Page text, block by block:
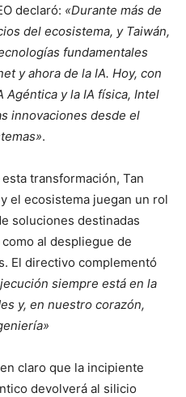
declaró: «Durante más de
del ecosistema, y Taiwán,
fundamentales
y ahora de la IA. Hoy, con
Agéntica y la IA física, Intel
innovaciones desde el
.
transformación, Tan
el ecosistema juegan un rol
soluciones destinadas
al despliegue de
El directivo complementó
siempre está en la
y, en nuestro corazón,
claro que la incipiente
devolverá al silicio